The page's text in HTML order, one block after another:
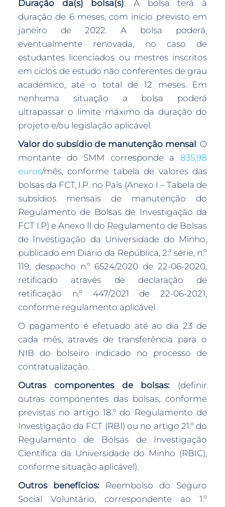
Duração da(s) bolsa(s): A bolsa terá à
duração de 6 meses, com início previsto em
janeiro de 2022. A bolsa poderá,
eventualmente renovada, no caso de
estudantes licenciados ou mestres inscritos
em ciclos de estudo não conferentes de grau
académico, até o total de 12 meses. Em
nenhuma situação a bolsa poderá
ultrapassar o limite máximo da duração do
projeto e/ou legislação aplicável.
Valor do subsídio de manutenção mensal : O
montante do SMM corresponde a835,98
euros/mês, conforme tabela de valores das
bolsas da FCT, I.P. no País (Anexo I – Tabela de
subsídios mensais de manutenção do
Regulamento de Bolsas de Investigação da
FCT I.P) e Anexo II do Regulamento de Bolsas
de Investigação da Universidade do Minho,
publicado em Diário da República, 2.ª série, n.º
119, despacho n.º 6524/2020 de 22-06-2020,
retificado através de declaração de
retificação n.º 447/2021 de 22-06-2021,
conforme regulamento aplicável.
O pagamento é efetuado até ao dia 23 de
cada mês, através de transferência para o
NIB do bolseiro indicado no processo de
contratualização.
Outras componentes de bolsas: (definir
outras componentes das bolsas, conforme
previstas no artigo 18.º do Regulamento de
Investigação da FCT (RBI) ou no artigo 21.º do
Regulamento de Bolsas de Investigação
Científica da Universidade do Minho (RBIC),
conforme situação aplicável).
Outros benefícios:Reembolso do Seguro
Social Voluntário, correspondente ao 1.º